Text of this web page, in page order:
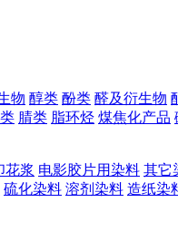
物 醇类 酚类 醛及衍生物
腈类 脂环烃 煤焦化产品
花浆 电影胶片用染料 其它
硫化染料 溶剂染料 造纸染